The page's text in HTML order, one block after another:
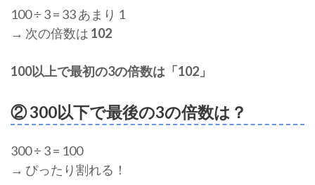
100 ÷ 3 = 33 あまり 1
→ 次の倍数は 102
100以上で最初の3の倍数は「102」
② 300以下で最後の3の倍数は？
300 ÷ 3 = 100
→ ぴったり割れる！